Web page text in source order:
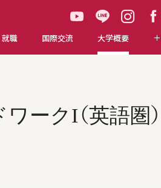
就職 国際交流 大学概要
ークI（英語圏）